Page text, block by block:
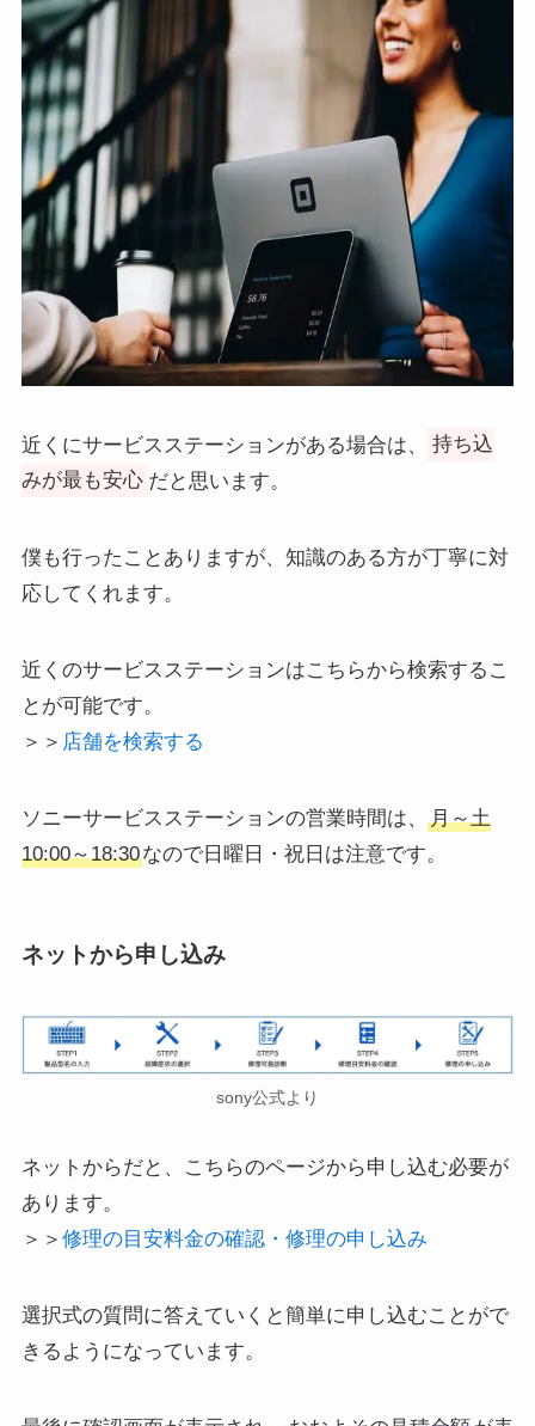
近くにサービスステーションがある場合は、
持ち込
みが最も安心 だと思います。
僕も行ったことありますが、知識のある方が丁寧に対
応してくれます。
近くのサービスステーションはこちらから検索するこ
とが可能です。
＞＞ 店舗を検索する
ソニーサービスステーションの営業時間は、
月～土
10:00～18:30なので日曜日・祝日は注意です。
ネットから申し込み
sony公式より
ネットからだと、こちらのページから申し込む必要が
あります。
＞＞ 修理の目安料金の確認・修理の申し込み
選択式の質問に答えていくと簡単に申し込むことがで
きるようになっています。